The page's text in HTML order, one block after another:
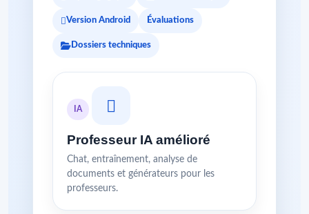
Version Android Évaluations
Dossiers techniques
IA
Professeur IA amélioré
Chat, entraînement, analyse de
documents et générateurs pour les
professeurs.